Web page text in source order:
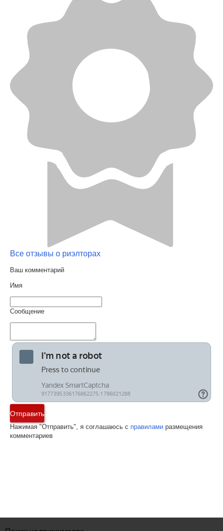
Все отзывы о риэлторах
Ваш комментарий
Имя
Сообщение
Отправить
Нажимая "Отправить", я соглашаюсь с правилами размещения
комментариев